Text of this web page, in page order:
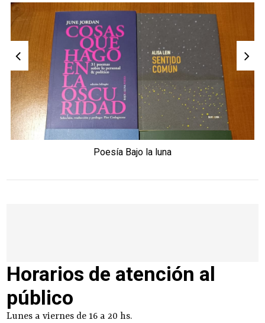
Poesía Bajo la luna
Horarios de atención al
público
Lunes a viernes de 16 a 20 hs.